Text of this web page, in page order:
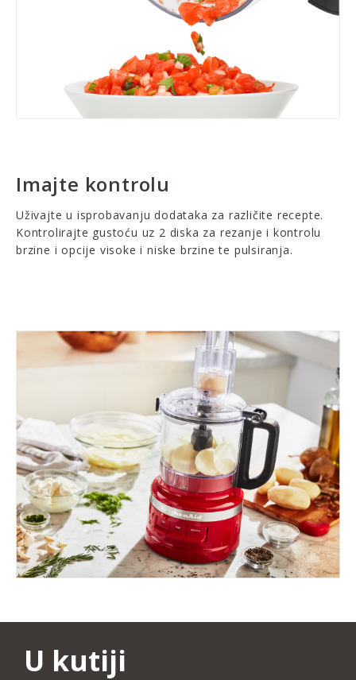
Imajte kontrolu
Uživajte u isprobavanju dodataka za različite recepte.
Kontrolirajte gustoću uz 2 diska za rezanje i kontrolu
brzine i opcije visoke i niske brzine te pulsiranja.
U kutiji